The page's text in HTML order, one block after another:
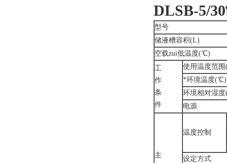
DLSB-5/30
型号
储液槽容积(L)
空载zui低温度(℃)
工
作
条
件
使用温度范
*环境温度(℃)
环境相对湿
电源
主
温度控制
设定方式